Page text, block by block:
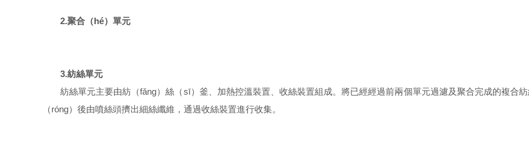
2.聚合（hé）單元
3.紡絲單元
紡絲單元主要由紡（fǎng）絲（sī）釜、加熱控溫裝置、收絲裝置組成。將已經經過前兩個單元過濾及聚合完成的複合
（róng）後由噴絲頭擠出細絲纖維，通過收絲裝置進行收集。